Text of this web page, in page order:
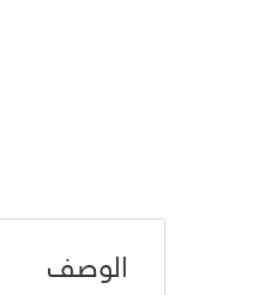
الوصف